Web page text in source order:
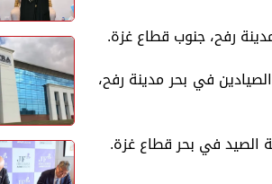
رفح، جنوب قطاع غزة.
في بحر مدينة رفح،
الصيد في بحر قطاع غزة.